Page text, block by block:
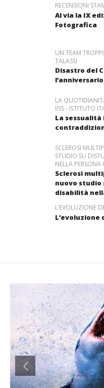
RECENSIONI
Al via la IX
Fotografica
UN TEAM
TALASSI
Disastro del
LA
IISS - ISTITUTO
La sessualità
SCLEROSI
STUDIO SU
NELLA
Sclerosi
nuovo studio
disabilità
L’EVOLUZIONE
L’evoluzione